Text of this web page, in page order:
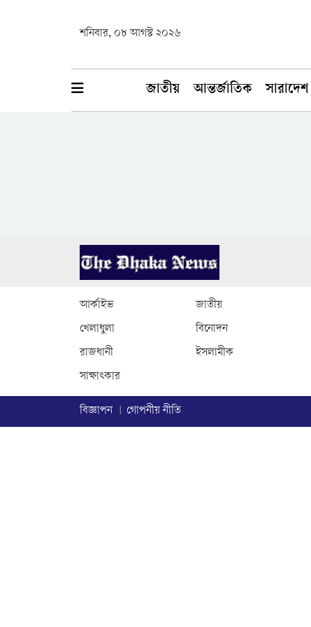
শনিবার, ০৮ আগস্ট ২০২৬
জাতীয় আন্তর্জাতিক সারাদেশ
আর্কাইভ জাতীয়
খেলাধুলা
বিনোদন
রাজধানী
ইসলামীক
সাক্ষাৎকার
বিজ্ঞাপন গোপনীয় নীতি